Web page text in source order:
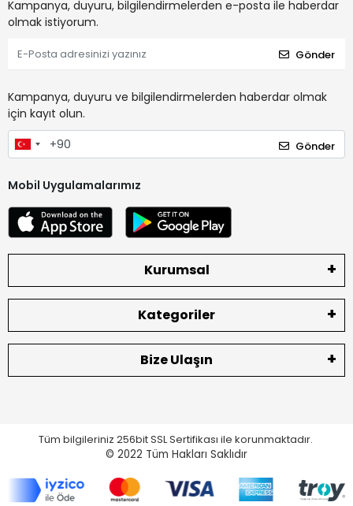
Kampanya, duyuru, bilgilendirmelerden e-posta ile haberdar
olmak istiyorum.
Gönder
Kampanya, duyuru ve bilgilendirmelerden haberdar olmak
için kayıt olun.
Gönder
Mobil Uygulamalarımız
Kurumsal
Kategoriler
Bize Ulaşın
Tüm bilgileriniz 256bit SSL Sertifikası ile korunmaktadır.
© 2022 Tüm Hakları Saklıdır